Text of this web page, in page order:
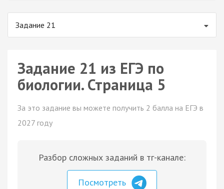
Задание 21
Задание 21 из ЕГЭ по
биологии. Страница 5
За это задание вы можете получить 2 балла на ЕГЭ в
2027 году
Разбор сложных заданий в тг-канале:
Посмотреть